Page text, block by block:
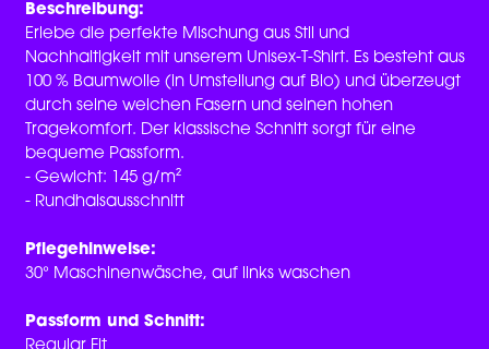
Beschreibung:
Erlebe die perfekte Mischung aus Stil und
Nachhaltigkeit mit unserem Unisex-T-Shirt. Es besteht aus
100 % Baumwolle (in Umstellung auf Bio) und überzeugt
durch seine weichen Fasern und seinen hohen
Tragekomfort. Der klassische Schnitt sorgt für eine
bequeme Passform.
- Gewicht: 145 g/m²
- Rundhalsausschnitt
Pflegehinweise:
30° Maschinenwäsche, auf links waschen
Passform und Schnitt: